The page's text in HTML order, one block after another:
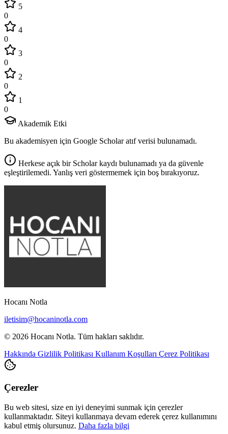
5
0
4
0
3
0
2
0
1
0
Akademik Etki
Bu akademisyen için Google Scholar atıf verisi bulunamadı.
Herkese açık bir Scholar kaydı bulunamadı ya da güvenle
eşleştirilemedi. Yanlış veri göstermemek için boş bırakıyoruz.
Hocanı Notla
iletisim@hocaninotla.com
© 2026 Hocanı Notla. Tüm hakları saklıdır.
Hakkında Gizlilik Politikası Kullanım Koşulları Çerez Politikası
Çerezler
Bu web sitesi, size en iyi deneyimi sunmak için çerezler
kullanmaktadır. Siteyi kullanmaya devam ederek çerez kullanımını
kabul etmiş olursunuz. Daha fazla bilgi